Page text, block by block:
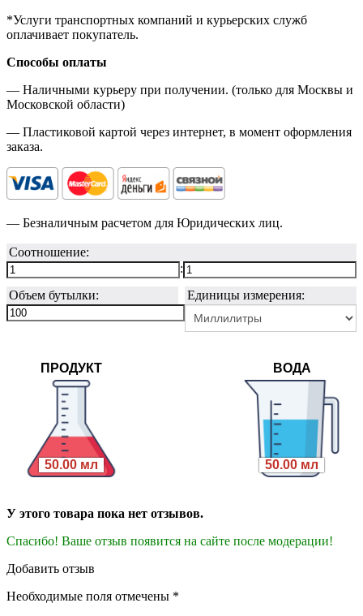
*Услуги транспортных компаний и курьерских служб
оплачивает покупатель.
Способы оплаты
— Наличными курьеру при получении. (только для Москвы и
Московской области)
— Пластиковой картой через интернет, в момент оформления
заказа.
— Безналичным расчетом для Юридических лиц.
Соотношение:
:
Объем бутылки:
Единицы измерения:
ПРОДУКТ
50.00 мл
ВОДА
50.00 мл
У этого товара пока нет отзывов.
Спасибо! Ваше отзыв появится на сайте после модерации!
Добавить отзыв
Необходимые поля отмечены *